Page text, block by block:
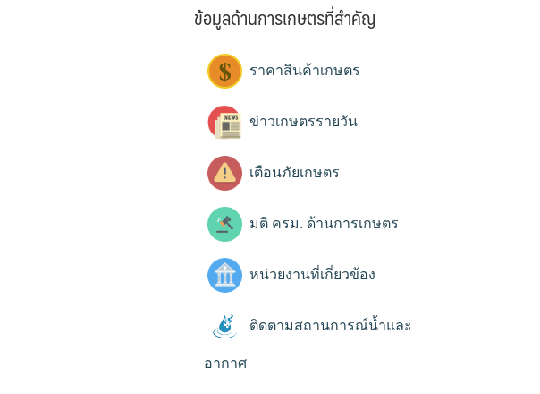
ข้อมูลด้านการเกษตรที่สำคัญ
ราคาสินค้าเกษตร
ข่าวเกษตรรายวัน
เตือนภัยเกษตร
มติ ครม. ด้านการเกษตร
หน่วยงานที่เกี่ยวข้อง
ติดตามสถานการณ์น้ำและ
อากาศ